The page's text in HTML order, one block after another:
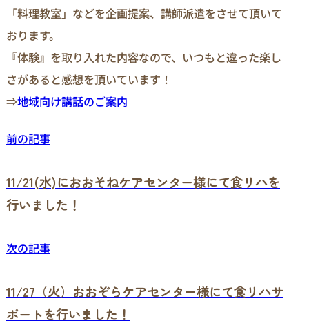
「料理教室」などを企画提案、講師派遣をさせて頂いて
おります。
『体験』を取り入れた内容なので、いつもと違った楽し
さがあると感想を頂いています！
⇒地域向け講話のご案内
前の記事
11/21(水)におおそねケアセンター様にて食リハを
行いました！
次の記事
11/27（火）おおぞらケアセンター様にて食リハサ
ポートを行いました！